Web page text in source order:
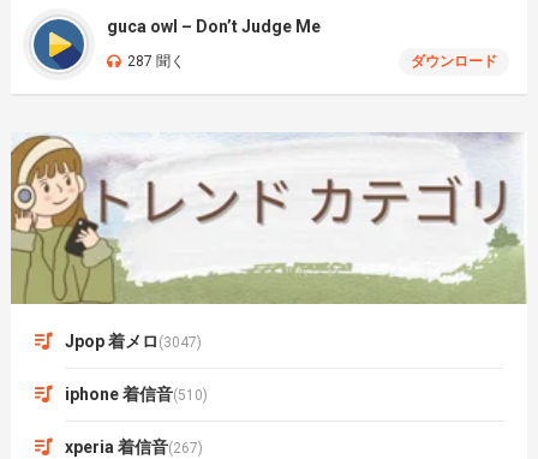
guca owl – Don’t Judge Me
287 聞く ダウンロード
Jpop 着メロ (3047)
iphone 着信音(510)
xperia 着信音(267)